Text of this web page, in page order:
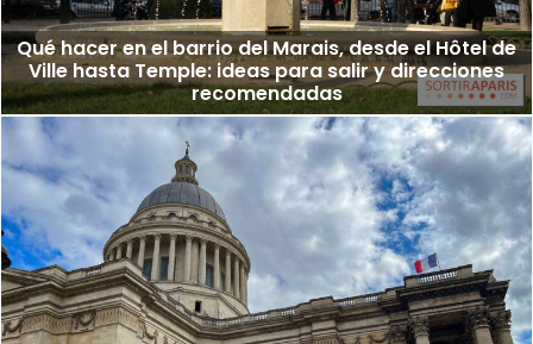
Qué hacer en el barrio del Marais, desde el Hôtel de
Ville hasta Temple: ideas para salir y direcciones
recomendadas